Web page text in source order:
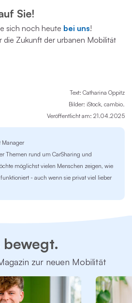
Sie!
sich noch heute bei uns!
die Zukunft der urbanen Mobilität
Text: Catharina Oppitz
Bilder: iStock, cambio.
Veröffentlicht am: 21.04.2025
Manager
Themen rund um CarSharing und
möglichst vielen Menschen zeigen, wie
- auch wenn sie privat viel lieber
bewegt.
zur neuen Mobilität